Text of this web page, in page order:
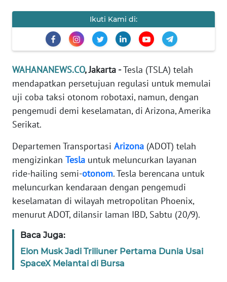
Ikuti Kami di:
WAHANANEWS.CO, Jakarta -Tesla (TSLA) telah
mendapatkan persetujuan regulasi untuk memulai
uji coba taksi otonom robotaxi, namun, dengan
pengemudi demi keselamatan, di Arizona, Amerika
Serikat.
Departemen Transportasi Arizona (ADOT) telah
mengizinkan Tesla untuk meluncurkan layanan
ride-hailing semi-otonom. Tesla berencana untuk
meluncurkan kendaraan dengan pengemudi
keselamatan di wilayah metropolitan Phoenix,
menurut ADOT, dilansir laman IBD, Sabtu (20/9).
Baca Juga:
Elon Musk Jadi Triliuner Pertama Dunia Usai
SpaceX Melantai di Bursa
EDITORIAL
Informasi
INDEKS
KONTAK
KAMI
TENTANG